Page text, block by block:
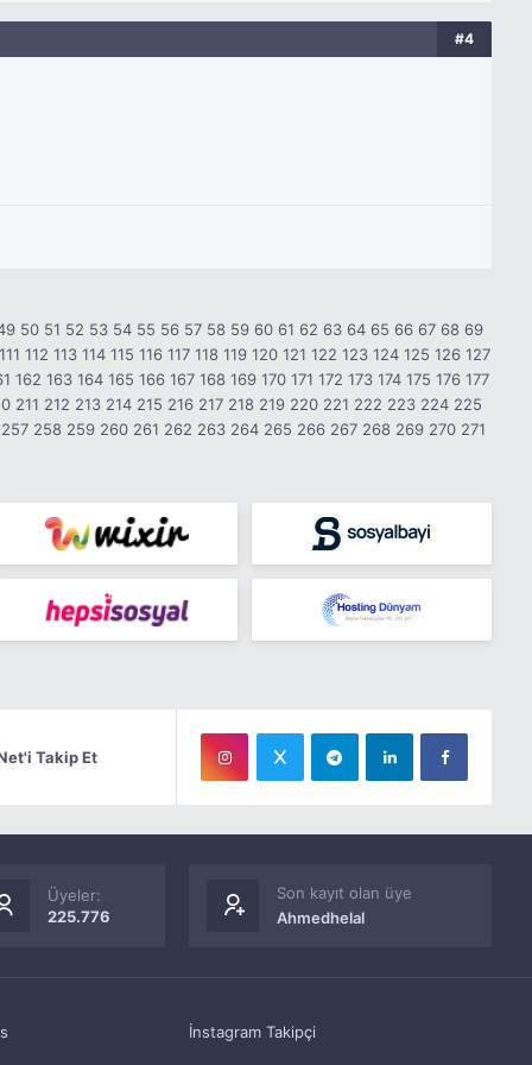
#4
50 51 52 53 54 55 56 57 58 59 60 61 62 63 64 65 66 67 68 69
111 112 113 114 115 116 117 118 119 120 121 122 123 124 125 126 127
162 163 164 165 166 167 168 169 170 171 172 173 174 175 176 177
211 212 213 214 215 216 217 218 219 220 221 222 223 224 225
257 258 259 260 261 262 263 264 265 266 267 268 269 270 271
Takip Et
Üyeler:
225.776
Son kayıt olan üye
Ahmedhelal
İnstagram Takipçi